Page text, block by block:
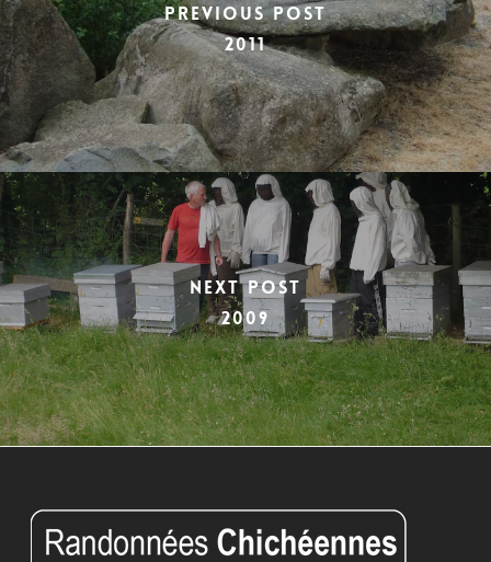
Previous Post
2011
Next Post
2009